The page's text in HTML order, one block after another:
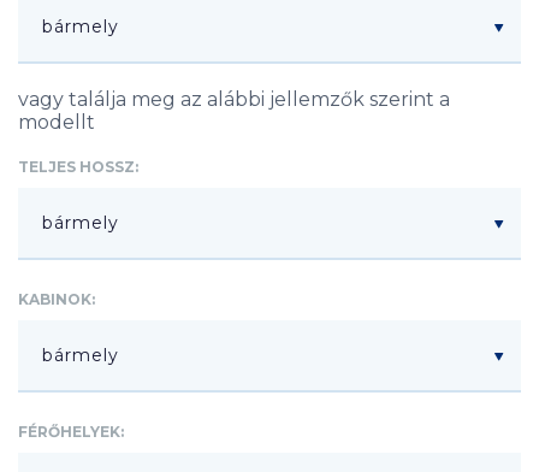
vagy találja meg az alábbi jellemzők szerint a
modellt
TELJES HOSSZ:
KABINOK:
FÉRŐHELYEK: